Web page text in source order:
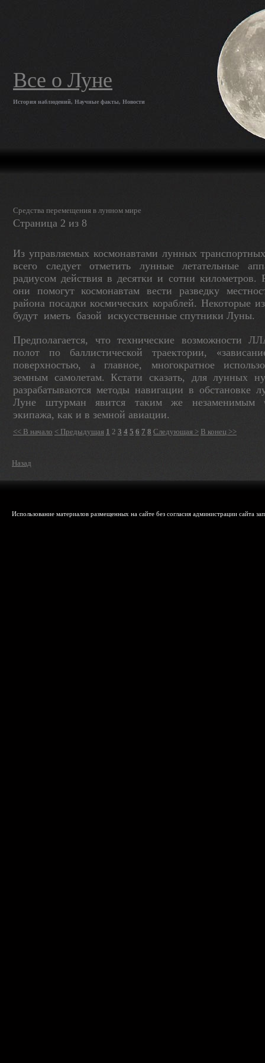
Все о Луне
История наблюдений, Научные факты, Новости
Средства перемещения в лунном мире
Страница 2 из 8
Из управляемых космонавтами лунных
всего следует отметить лунные летатель­ные
радиусом действия в десятки и сотни
они помогут космонавтам вести разведку
района посадки космических кораблей. Некоторые
бу­дут иметь базой искусственные спутники Луны.
Предполагается, что технические возможности
полот по баллистической траектории,
поверхностью, а главное, многократное
земным самолетам. Кстати ска­зать, для лунных
разрабатываются методы навигации в обстановке
Луне штурман явится таким же незаменимым
экипажа, как и в земной авиации.
<< В начало < Предыдущая 1 2 3 4 5 6 7 8 Следующая > В конец >>
Назад
Использование материалов размещенных на сайте без согласия администрации сайта